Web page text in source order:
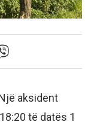
aksident
të datës 1